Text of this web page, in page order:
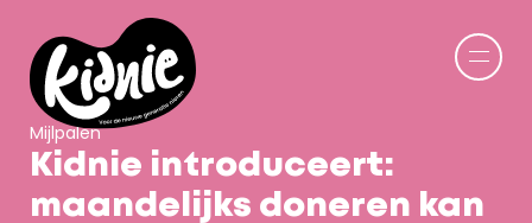
Mijlpalen
Kidnie introduceert:
maandelijks doneren kan